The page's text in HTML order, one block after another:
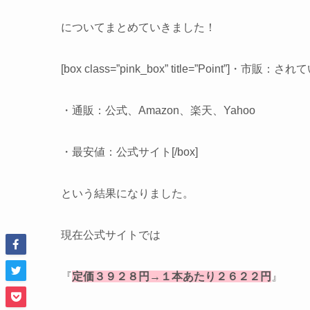
についてまとめていきました！
[box class=”pink_box” title=”Point”]・市販：され
・通販：公式、Amazon、楽天、Yahoo
・最安値：公式サイト[/box]
という結果になりました。
現在公式サイトでは
『定価３９２８円→１本あたり２６２２円 』